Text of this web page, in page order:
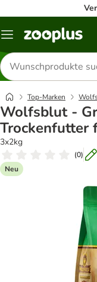
Menü
Produkte
suchen
Top-Marken
Wolfsblut -
Trockenfutter
3x2kg
(0)
Neu